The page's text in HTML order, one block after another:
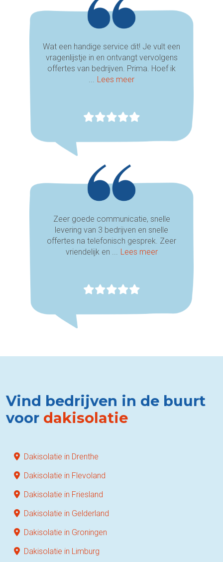
Wat een handige service dit! Je vult een
vragenlijstje in en ontvangt vervolgens
offertes van bedrijven. Prima. Hoef ik
... Lees meer
Zeer goede communicatie, snelle
levering van 3 bedrijven en snelle
offertes na telefonisch gesprek. Zeer
vriendelijk en ... Lees meer
Vind bedrijven in de buurt
voor dakisolatie
Dakisolatie in Drenthe
Dakisolatie in Flevoland
Dakisolatie in Friesland
Dakisolatie in Gelderland
Dakisolatie in Groningen
Dakisolatie in Limburg